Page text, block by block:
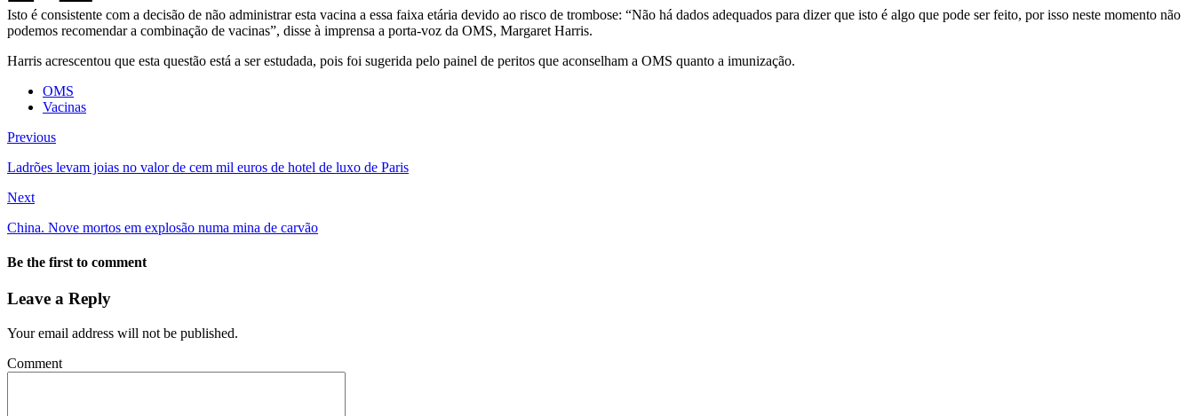
Isto é consistente com a decisão de não administrar esta vacina a essa faixa etária devido ao risco de trombose: “Não há dados adequados para dizer que isto é algo que pode ser feito, por isso neste momento não
podemos recomendar a combinação de vacinas”, disse à imprensa a porta-voz da OMS, Margaret Harris.
Harris acrescentou que esta questão está a ser estudada, pois foi sugerida pelo painel de peritos que aconselham a OMS quanto a imunização.
OMS
Vacinas
Previous
Ladrões levam joias no valor de cem mil euros de hotel de luxo de Paris
Next
China. Nove mortos em explosão numa mina de carvão
Be the first to comment
Leave a Reply
Your email address will not be published.
Comment